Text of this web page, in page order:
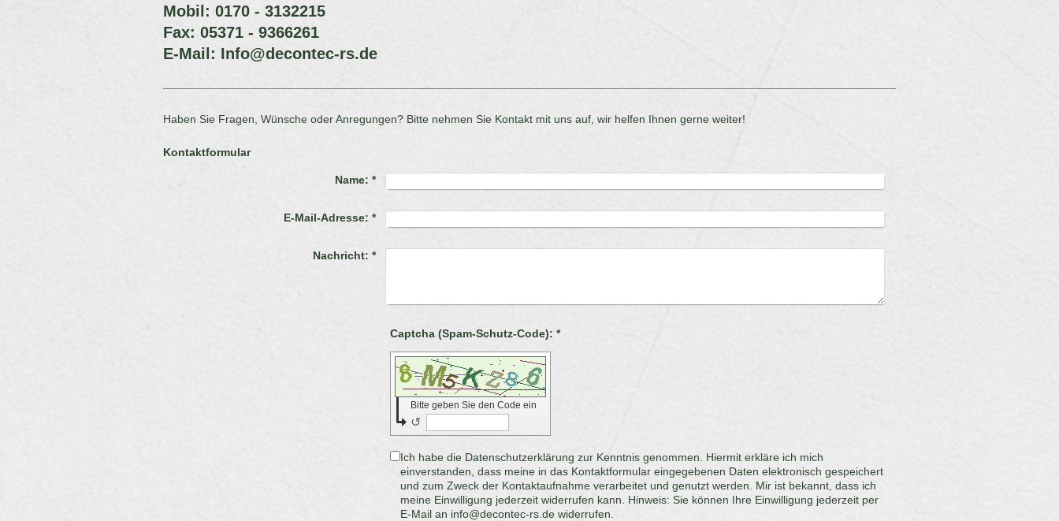
Mobil: 0170 - 3132215
Fax: 05371 - 9366261
E-Mail: Info@decontec-rs.de
Haben Sie Fragen, Wünsche oder Anregungen? Bitte nehmen Sie Kontakt mit uns auf, wir helfen Ihnen gerne weiter!
Kontaktformular
Name: *
E-Mail-Adresse: *
Nachricht: *
Captcha (Spam-Schutz-Code): *
Bitte geben Sie den Code ein
↺
Ich habe die Datenschutzerklärung zur Kenntnis genommen. Hiermit erkläre ich mich
einverstanden, dass meine in das Kontaktformular eingegebenen Daten elektronisch gespeichert
und zum Zweck der Kontaktaufnahme verarbeitet und genutzt werden. Mir ist bekannt, dass ich
meine Einwilligung jederzeit widerrufen kann. Hinweis: Sie können Ihre Einwilligung jederzeit per
E-Mail an info@decontec-rs.de widerrufen.